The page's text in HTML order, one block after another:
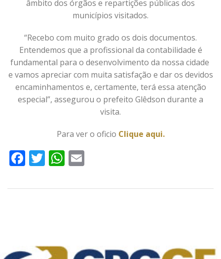
âmbito dos órgãos e repartições públicas dos
municípios visitados.
“Recebo com muito grado os dois documentos.
Entendemos que a profissional da contabilidade é
fundamental para o desenvolvimento da nossa cidade
e vamos apreciar com muita satisfação e dar os devidos
encaminhamentos e, certamente, terá essa atenção
especial”, assegurou o prefeito Glêdson durante a
visita.
Para ver o oficio Clique aqui.
Facebook
TwitterWhatsApp